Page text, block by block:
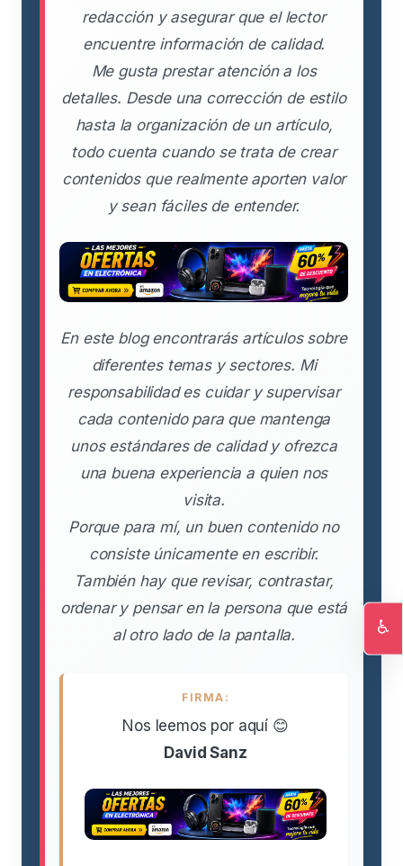
redacción y asegurar que el lector
encuentre información de calidad.
Me gusta prestar atención a los
detalles. Desde una corrección de estilo
hasta la organización de un artículo,
todo cuenta cuando se trata de crear
contenidos que realmente aporten valor
y sean fáciles de entender.
En este blog encontrarás artículos sobre
diferentes temas y sectores. Mi
responsabilidad es cuidar y supervisar
cada contenido para que mantenga
unos estándares de calidad y ofrezca
una buena experiencia a quien nos
visita.
Porque para mí, un buen contenido no
consiste únicamente en escribir.
También hay que revisar, contrastar,
ordenar y pensar en la persona que está
al otro lado de la pantalla.
FIRMA:
Nos leemos por aquí 😊
David Sanz
♿